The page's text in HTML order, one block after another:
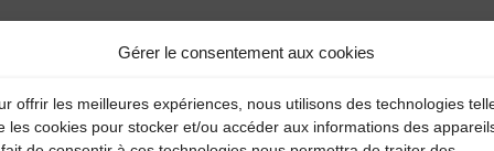
Gérer le consentement aux cookies
offrir les meilleures expériences, nous utilisons des technologies
les cookies pour stocker et/ou accéder aux informations des